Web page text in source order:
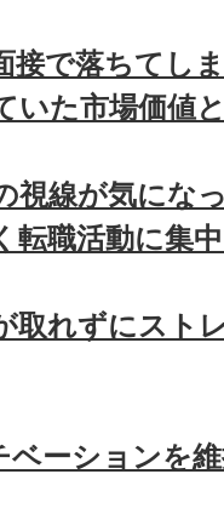
接で落ちてし
いた市場価値
視線が気にな
転職活動に集
取れずにスト
ーションを